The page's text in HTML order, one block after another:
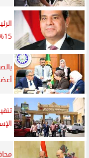
15% اعتباراً من أول يوليو المقبل